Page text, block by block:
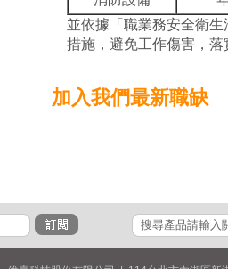
並依據「職業務安全衛
措施，避免工作傷害，
加入我們最新職缺